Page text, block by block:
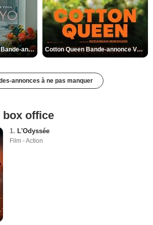
Des Fleurs pour Tokyo Bande-annonce VO STFR Cotton Queen Bande-annonce VO STFR
annonces à ne pas manquer
box office
1. L'Odyssée
Film - Action